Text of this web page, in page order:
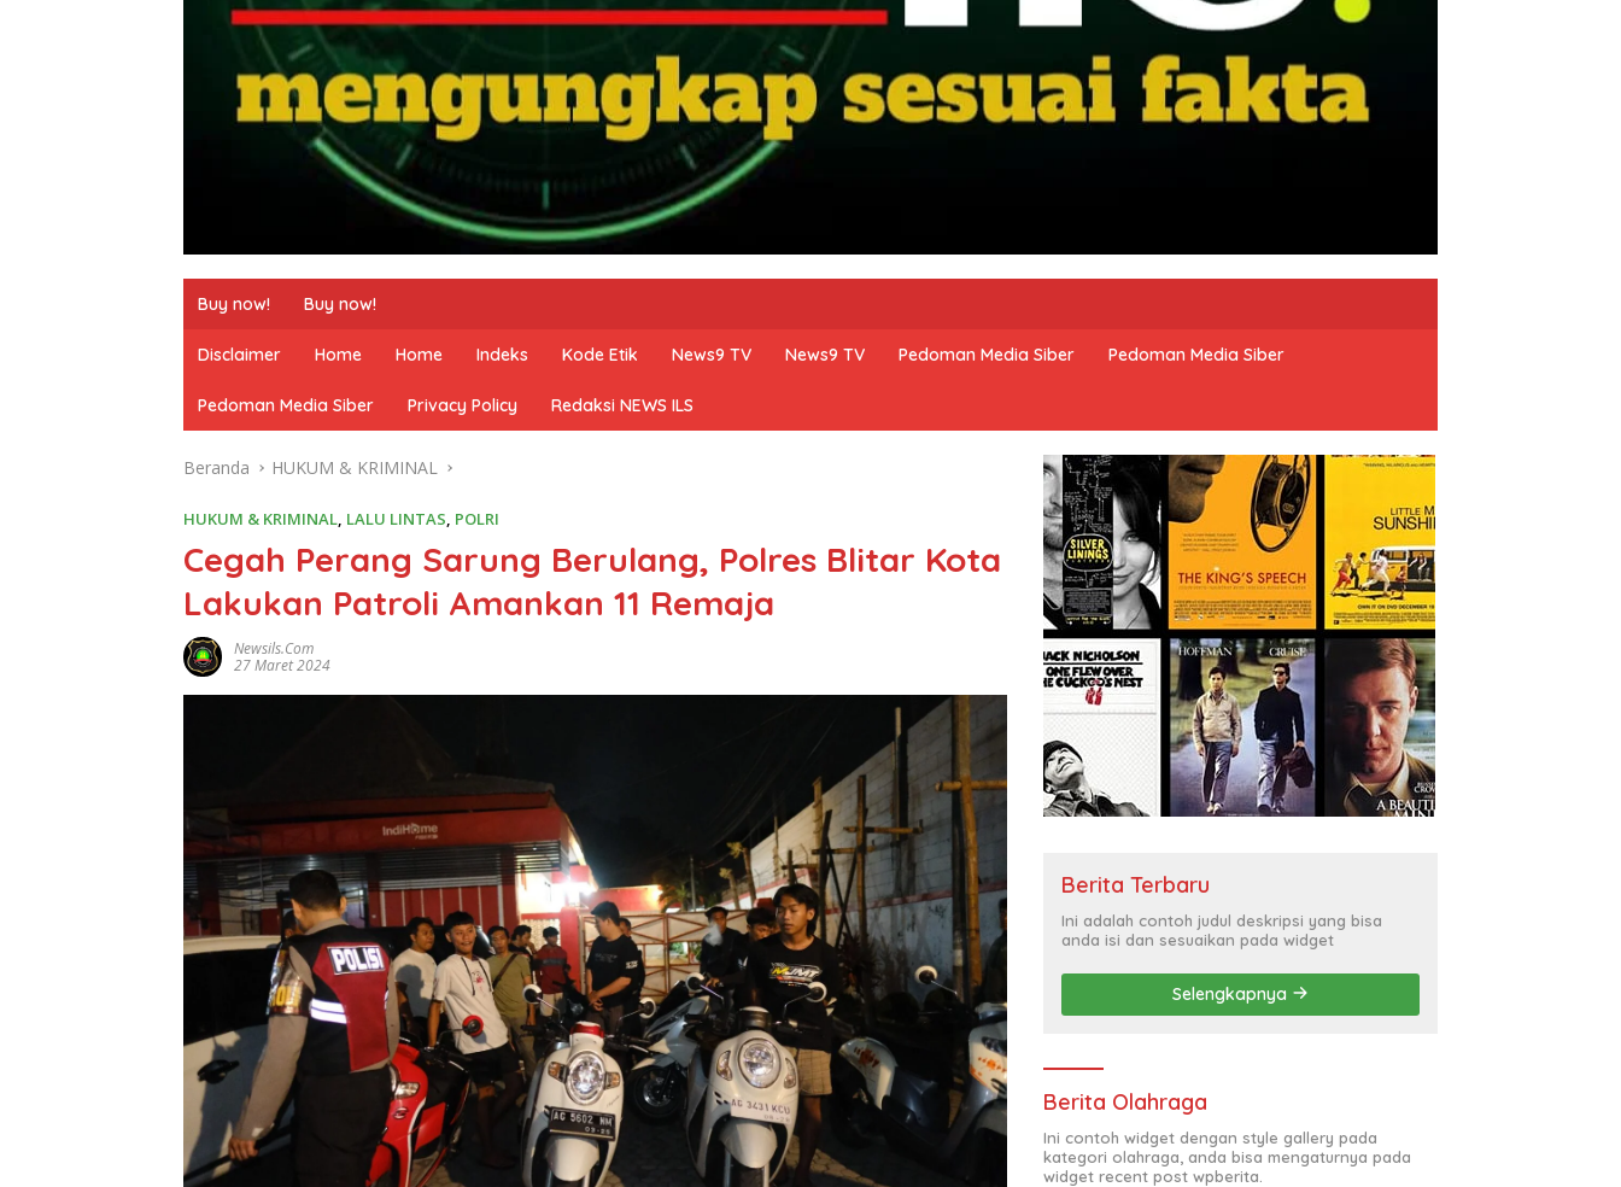
Buy now! Buy now!
Disclaimer Home Home Indeks Kode Etik News9 TV News9 TV Pedoman Media Siber Pedoman Media Siber
Pedoman Media Siber Privacy Policy Redaksi NEWS ILS
Beranda HUKUM & KRIMINAL
HUKUM & KRIMINAL LALU LINTAS POLRI
Cegah Perang Sarung Berulang, Polres Blitar Kota
Lakukan Patroli Amankan 11 Remaja
Newsils.com
27 Maret 2024
Berita Terbaru
Ini adalah contoh judul deskripsi yang bisa
anda isi dan sesuaikan pada widget
Selengkapnya
Berita Olahraga
Ini contoh widget dengan style gallery pada
kategori olahraga, anda bisa mengaturnya pada
widget recent post wpberita.